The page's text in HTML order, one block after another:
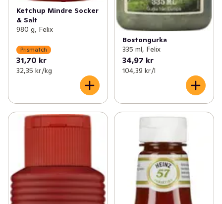
Ketchup Mindre Socker
& Salt
980 g, Felix
Prismatch
31,70 kr
32,35 kr /kg
Bostongurka
335 ml, Felix
34,97 kr
104,39 kr /l